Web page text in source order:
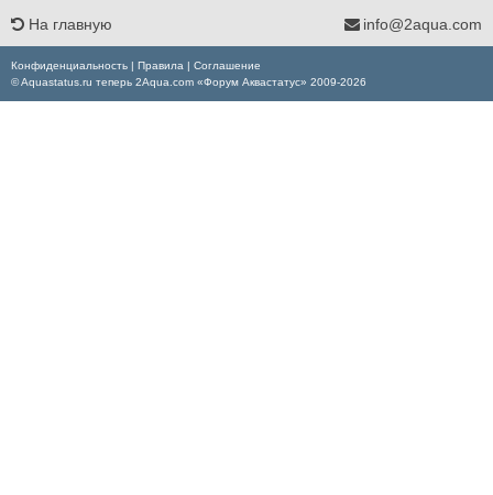
На главную info@2aqua.com
Конфиденциальность | Правила | Соглашение
© Aquastatus.ru теперь 2Aqua.com «Форум Аквастатус» 2009-2026